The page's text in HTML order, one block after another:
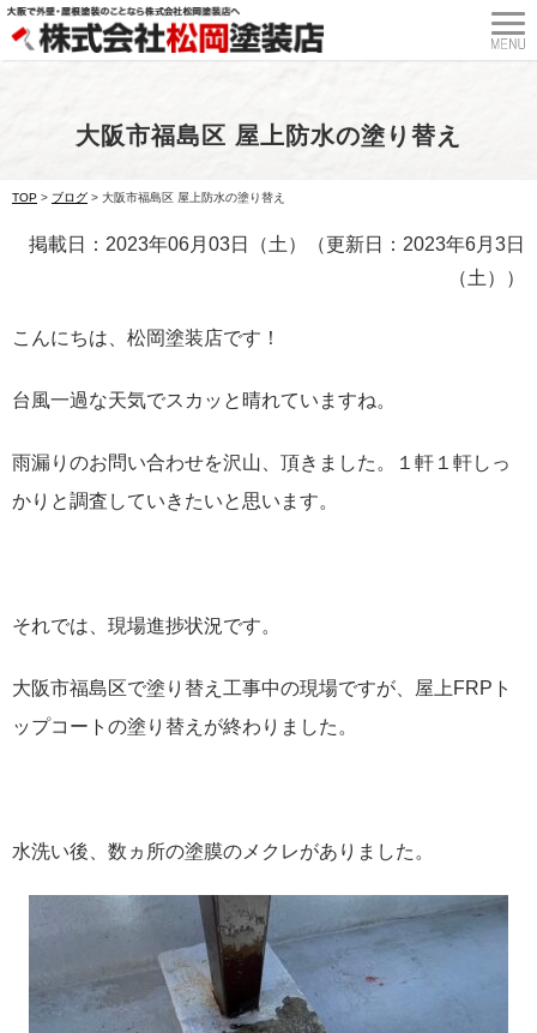
大阪市福島区 屋上防水の塗り替え
TOP > ブログ > 大阪市福島区 屋上防水の塗り替え
掲載日：2023年06月03日（土）（更新日：2023年6月3日
（土））
こんにちは、松岡塗装店です！
台風一過な天気でスカッと晴れていますね。
雨漏りのお問い合わせを沢山、頂きました。１軒１軒しっ
かりと調査していきたいと思います。
それでは、現場進捗状況です。
大阪市福島区で塗り替え工事中の現場ですが、屋上FRPト
ップコートの塗り替えが終わりました。
水洗い後、数ヵ所の塗膜のメクレがありました。